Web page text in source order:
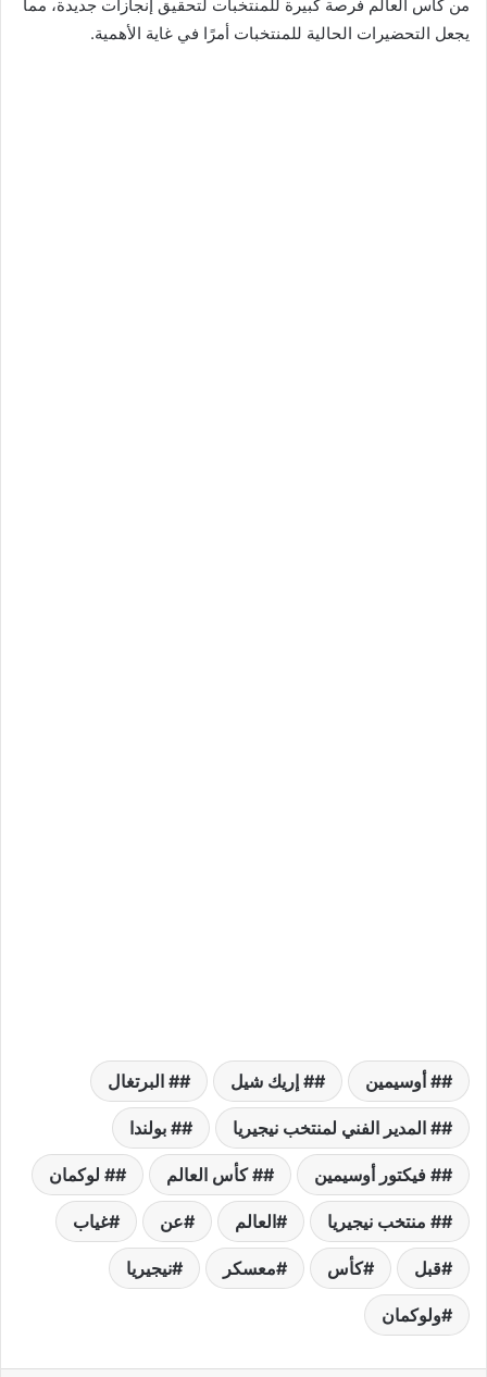
من كأس العالم فرصة كبيرة للمنتخبات لتحقيق إنجازات جديدة، مما
يجعل التحضيرات الحالية للمنتخبات أمرًا في غاية الأهمية.
# أوسيمين # إريك شيل # البرتغال
# المدير الفني لمنتخب نيجيريا # بولندا
# فيكتور أوسيمين # كأس العالم # لوكمان
# منتخب نيجيريا العالم عن غياب
قبل كأس معسكر نيجيريا
ولوكمان